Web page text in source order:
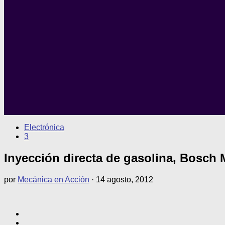
Electrónica
3
Inyección directa de gasolina, Bosch
por Mecánica en Acción · 14 agosto, 2012